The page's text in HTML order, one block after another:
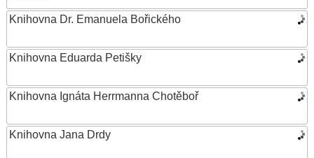
Knihovna Dr. Emanuela Bořického
Knihovna Eduarda Petišky
Knihovna Ignáta Herrmanna Chotěboř
Knihovna Jana Drdy